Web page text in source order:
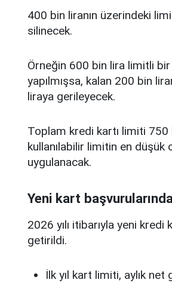
400 bin liranın üzerindeki
silinecek.
Örneğin 600 bin lira limitli
yapılmışsa, kalan 200 bin
liraya gerileyecek.
Toplam kredi kartı limiti 750
kullanılabilir limitin en düşük
uygulanacak.
Yeni kart
2026 yılı itibarıyla yeni kredi
getirildi.
İlk yıl kart limiti, aylık